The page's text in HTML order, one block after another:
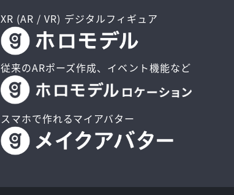
XR (AR / VR) デジタルフィギュア
従来のARポーズ作成、イベント機能など
スマホで作れるマイアバター